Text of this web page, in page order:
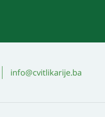
info@cvitlikarije.ba